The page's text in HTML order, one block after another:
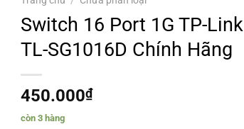
Switch 16 Port 1G TP-Link
TL-SG1016D Chính Hãng
450.000₫
còn 3 hàng